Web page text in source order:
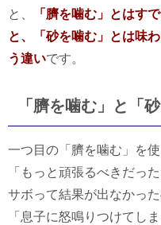
と、
「臍を噛む」とはす
と、「砂を噛む」とは味
う違いです。
「臍を噛む」と「
一つ目の「臍を噛む」を
「もっと頑張るべきだっ
サボって結果が出なかっ
「息子に怒鳴りつけてし